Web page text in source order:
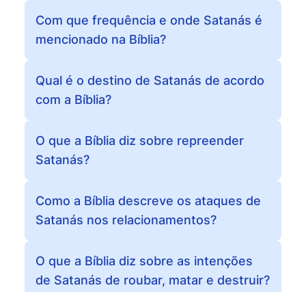
Com que frequência e onde Satanás é
mencionado na Bíblia?
Qual é o destino de Satanás de acordo
com a Bíblia?
O que a Bíblia diz sobre repreender
Satanás?
Como a Bíblia descreve os ataques de
Satanás nos relacionamentos?
O que a Bíblia diz sobre as intenções
de Satanás de roubar, matar e destruir?